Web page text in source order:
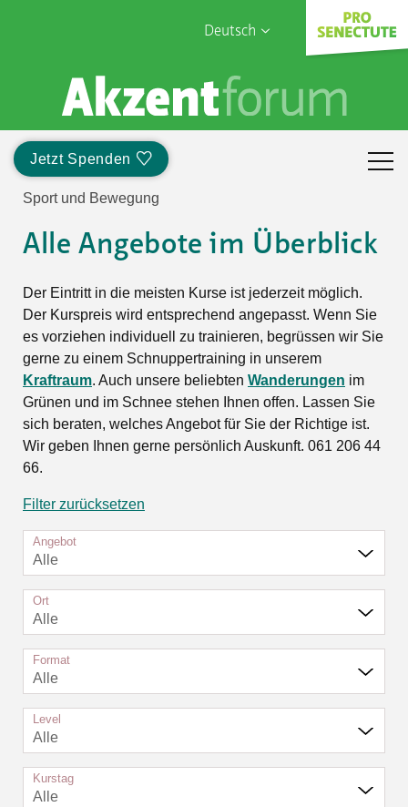
Deutsch
English
Français
Jetzt Spenden
Sophia Care
Sport und Bewegung
Alle Angebote im Überblick
Der Eintritt in die meisten Kurse ist jederzeit möglich.
Der Kurspreis wird entsprechend angepasst. Wenn Sie
es vorziehen individuell zu trainieren, begrüssen wir Sie
gerne zu einem Schnuppertraining in unserem
Kraftraum. Auch unsere beliebten Wanderungen im
Grünen und im Schnee stehen Ihnen offen. Lassen Sie
sich beraten, welches Angebot für Sie der Richtige ist.
Wir geben Ihnen gerne persönlich Auskunft. 061 206 44
66.
Filter zurücksetzen
Angebot
Alle
Ort
Alle
Format
Alle
Level
Alle
Kurstag
Alle